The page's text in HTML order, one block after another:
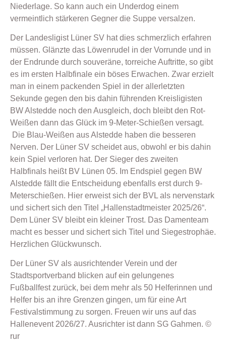
Niederlage. So kann auch ein Underdog einem
vermeintlich stärkeren Gegner die Suppe versalzen.
Der Landesligist Lüner SV hat dies schmerzlich erfahren
müssen. Glänzte das Löwenrudel in der Vorrunde und in
der Endrunde durch souveräne, torreiche Auftritte, so gibt
es im ersten Halbfinale ein böses Erwachen. Zwar erzielt
man in einem packenden Spiel in der allerletzten
Sekunde gegen den bis dahin führenden Kreisligisten
BW Alstedde noch den Ausgleich, doch bleibt den Rot-
Weißen dann das Glück im 9-Meter-Schießen versagt.
Die Blau-Weißen aus Alstedde haben die besseren
Nerven. Der Lüner SV scheidet aus, obwohl er bis dahin
kein Spiel verloren hat. Der Sieger des zweiten
Halbfinals heißt BV Lünen 05. Im Endspiel gegen BW
Alstedde fällt die Entscheidung ebenfalls erst durch 9-
Meterschießen. Hier erweist sich der BVL als nervenstark
und sichert sich den Titel „Hallenstadtmeister 2025/26“.
Dem Lüner SV bleibt ein kleiner Trost. Das Damenteam
macht es besser und sichert sich Titel und Siegestrophäe.
Herzlichen Glückwunsch.
Der Lüner SV als ausrichtender Verein und der
Stadtsportverband blicken auf ein gelungenes
Fußballfest zurück, bei dem mehr als 50 Helferinnen und
Helfer bis an ihre Grenzen gingen, um für eine Art
Festivalstimmung zu sorgen. Freuen wir uns auf das
Hallenevent 2026/27. Ausrichter ist dann SG Gahmen. ©
rur